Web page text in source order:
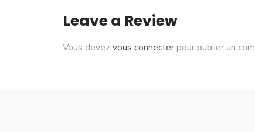
Leave a Review
Vous devez vous connecter pour publier un